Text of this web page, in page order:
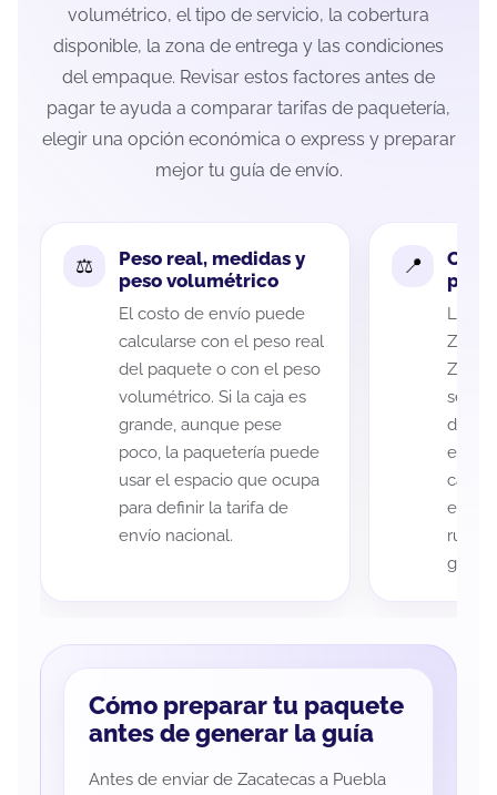
volumétrico, el tipo de servicio, la cobertura
disponible, la zona de entrega y las condiciones
del empaque. Revisar estos factores antes de
pagar te ayuda a comparar tarifas de paquetería,
elegir una opción económica o express y preparar
mejor tu guía de envío.
Peso real, medidas y
peso volumétrico
El costo de envío puede
calcularse con el peso real
del paquete o con el peso
volumétrico. Si la caja es
grande, aunque pese
poco, la paquetería puede
usar el espacio que ocupa
para definir la tarifa de
envío nacional.
La
de
cada
es
ruta
guía
Cómo preparar tu paquete
antes de generar la guía
Antes de enviar de Zacatecas a Puebla